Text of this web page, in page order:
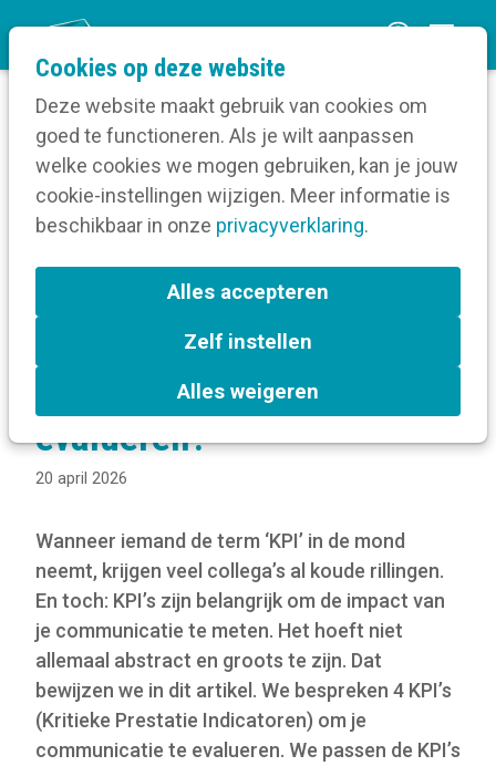
Cookies op deze website
Deze website maakt gebruik van cookies om
goed te functioneren. Als je wilt aanpassen
welke cookies we mogen gebruiken, kan je jouw
cookie-instellingen wijzigen. Meer informatie is
beschikbaar in onze privacyverklaring.
Alles accepteren
Zelf instellen
Alles weigeren
n
m
Home
Blog
Welke KPI’s kan je gebruiken om je online
communicatie te evalueren?
Welke KPI’s kan je
gebruiken om je online
communicatie te
evalueren?
20 april 2026
Wanneer iemand de term ‘KPI’ in de mond
neemt, krijgen veel collega’s al koude rillingen.
En toch: KPI’s zijn belangrijk om de impact van
je communicatie te meten. Het hoeft niet
allemaal abstract en groots te zijn. Dat
bewijzen we in dit artikel. We bespreken 4 KPI’s
(Kritieke Prestatie Indicatoren) om je
communicatie te evalueren. We passen de KPI’s